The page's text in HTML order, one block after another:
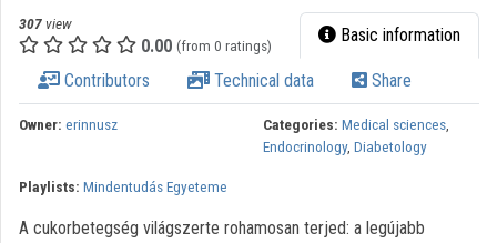
Organizations
Contributors
307 view
0.00 (from 0 ratings) Basic information
Contributors Technical data Share
Owner: erinnusz Categories: Medical sciences,
Endocrinology, Diabetology
Playlists: Mindentudás Egyeteme
A cukorbetegség világszerte rohamosan terjed: a legújabb